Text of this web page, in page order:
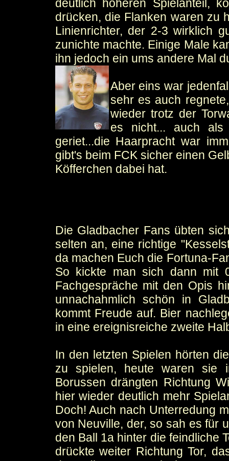
deutlich höheren Spielanteil,
drücken, die Flanken waren zu
Linienrichter, der 2-3 wirklich
zunichte machte. Einige Male
ihn jedoch ein ums andere Mal
Aber eins war
sehr es auch
wieder trotz der
es nicht... auch
geriet...die Haarpracht war
gibt's beim FCK sicher einen
Köfferchen dabei hat.
Die Gladbacher Fans übten
selten an, eine richtige
da machen Euch die Fortuna-
So kickte man sich dann mit
Fachgespräche mit den Opis
unnachahmlich schön in
kommt Freude auf. Bier
in eine ereignisreiche zweite
In den letzten Spielen hörten
zu spielen, heute waren sie
Borussen drängten Richtung
hier wieder deutlich mehr
Doch! Auch nach Unterredung
von Neuville, der, so sah es für
den Ball 1a hinter die feindliche
drückte weiter Richtung Tor,